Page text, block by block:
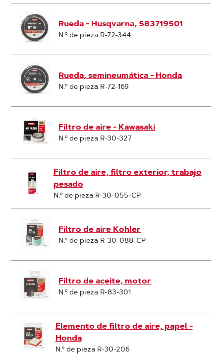
Rueda - Husqvarna, 583719501
N.º de pieza R-72-344
Rueda, semineumática - Honda
N.º de pieza R-72-169
Filtro de aire - Kawasaki
N.º de pieza R-30-327
Filtro de aire, filtro exterior, trabajo
pesado
N.º de pieza R-30-055-CP
Filtro de aire Kohler
N.º de pieza R-30-088-CP
Filtro de aceite, motor
N.º de pieza R-83-301
Elemento de filtro de aire, papel -
Honda
N.º de pieza R-30-206